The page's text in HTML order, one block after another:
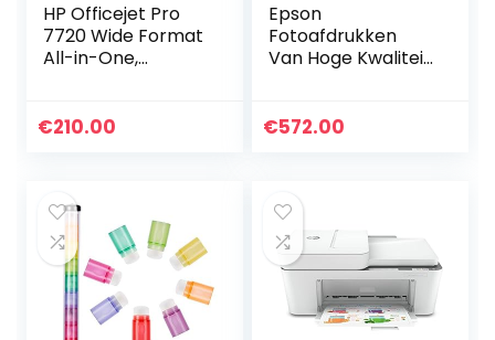
HP Officejet Pro
7720 Wide Format
All-in-One,
printer voor thuis
€210.00
Epson
Fotoafdrukken
Van Hoge Kwaliteit
7750/C11Cg16401,
€572.00